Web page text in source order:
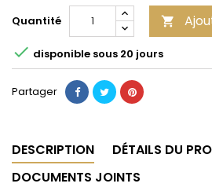
Quantité 
 disponible sous 20 jours
Partager
DESCRIPTION
DÉTAILS DU
DOCUMENTS JOINTS